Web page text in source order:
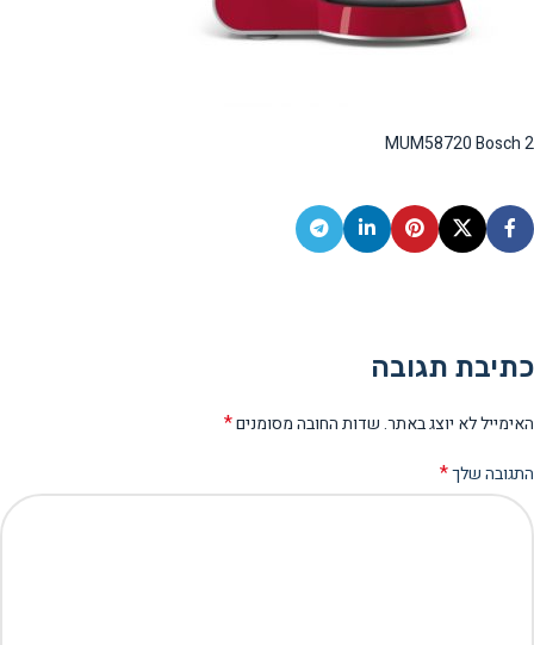
MUM58720 Bosch 2
כתיבת תגובה
האימייל לא יוצג באתר.שדות החובה מסומנים*
התגובה שלך*